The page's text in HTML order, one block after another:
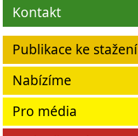
Kontakt
Publikace ke stažení
Nabízíme
Pro média